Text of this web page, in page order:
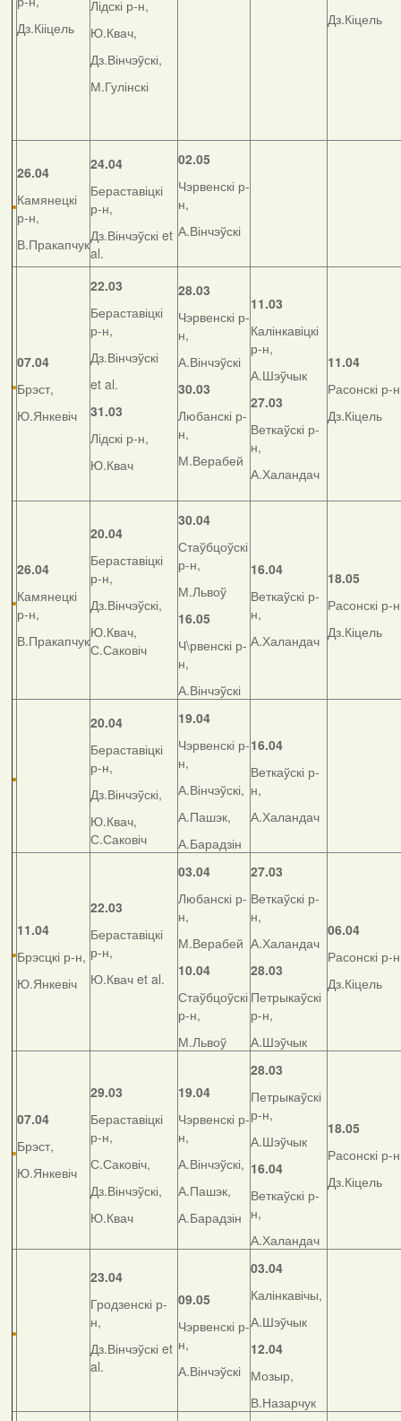
Дз.Кііцель
Лідскі р-н,
Ю.Квач,
Дз.Вінчэўскі,
М.Гулінскі
Дз.Кіцель
26.04
Камянецкі
р-н,
В.Пракапчук
24.04
Бераставіцкі
р-н,
Дз.Вінчэўскі et
al.
02.05
Чэрвенскі р-
н,
А.Вінчэўскі
07.04
Брэст,
Ю.Янкевіч
22.03
Бераставіцкі
р-н,
Дз.Вінчэўскі
et al.
31.03
Лідскі р-н,
Ю.Квач
28.03
Чэрвенскі р-
н,
А.Вінчэўскі
30.03
Любанскі р-
н,
М.Верабей
11.03
Калінкавіцкі
р-н,
А.Шэўчык
27.03
Веткаўскі р-
н,
А.Халандач
11.04
Расонскі р-
Дз.Кіцель
26.04
Камянецкі
р-н,
В.Пракапчук
20.04
Бераставіцкі
р-н,
Дз.Вінчэўскі,
Ю.Квач,
С.Саковіч
30.04
Стаўбцоўскі
р-н,
М.Львоў
16.05
Ч\рвенскі р-
н,
А.Вінчэўскі
16.04
Веткаўскі р-
н,
А.Халандач
18.05
Расонскі р-
Дз.Кіцель
20.04
Бераставіцкі
р-н,
Дз.Вінчэўскі,
Ю.Квач,
С.Саковіч
19.04
Чэрвенскі р-
н,
А.Вінчэўскі,
А.Пашэк,
А.Барадзін
16.04
Веткаўскі р-
н,
А.Халандач
11.04
Брэсцкі р-н,
Ю.Янкевіч
22.03
Бераставіцкі
р-н,
Ю.Квач et al.
03.04
Любанскі р-
н,
М.Верабей
10.04
Стаўбцоўскі
р-н,
М.Львоў
27.03
Веткаўскі р-
н,
А.Халандач
28.03
Петрыкаўскі
р-н,
А.Шэўчык
06.04
Расонскі р-
Дз.Кіцель
07.04
Брэст,
Ю.Янкевіч
29.03
Бераставіцкі
р-н,
С.Саковіч,
Дз.Вінчэўскі,
Ю.Квач
19.04
Чэрвенскі р-
н,
А.Вінчэўскі,
А.Пашэк,
А.Барадзін
28.03
Петрыкаўскі
р-н,
А.Шэўчык
16.04
Веткаўскі р-
н,
А.Халандач
18.05
Расонскі р-
Дз.Кіцель
23.04
Гродзенскі р-
н,
Дз.Вінчэўскі et
al.
09.05
Чэрвенскі р-
н,
А.Вінчэўскі
03.04
Калінкавічы,
А.Шэўчык
12.04
Мозыр,
В.Назарчук